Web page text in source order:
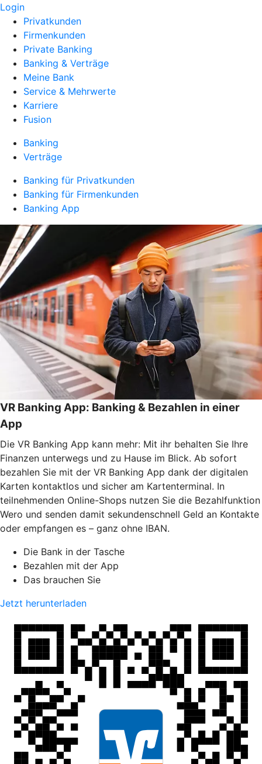
Login
Privatkunden
Firmenkunden
Private Banking
Banking & Verträge
Meine Bank
Service & Mehrwerte
Karriere
Fusion
Banking
Verträge
Banking für Privatkunden
Banking für Firmenkunden
Banking App
VR Banking App: Banking & Bezahlen in einer
App
Die VR Banking App kann mehr: Mit ihr behalten Sie Ihre
Finanzen unterwegs und zu Hause im Blick. Ab sofort
bezahlen Sie mit der VR Banking App dank der digitalen
Karten kontaktlos und sicher am Kartenterminal. In
teilnehmenden Online-Shops nutzen Sie die Bezahlfunktion
Wero und senden damit sekundenschnell Geld an Kontakte
oder empfangen es – ganz ohne IBAN.
Die Bank in der Tasche
Bezahlen mit der App
Das brauchen Sie
Jetzt herunterladen